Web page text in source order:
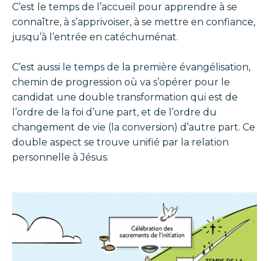
C’est le temps de l’accueil pour apprendre à se
connaître, à s’apprivoiser, à se mettre en confiance,
jusqu’à l’entrée en catéchuménat.
C’est aussi le temps de la première évangélisation,
chemin de progression où va s’opérer pour le
candidat une double transformation qui est de
l’ordre de la foi d’une part, et de l’ordre du
changement de vie (la conversion) d’autre part. Ce
double aspect se trouve unifié par la relation
personnelle à Jésus.